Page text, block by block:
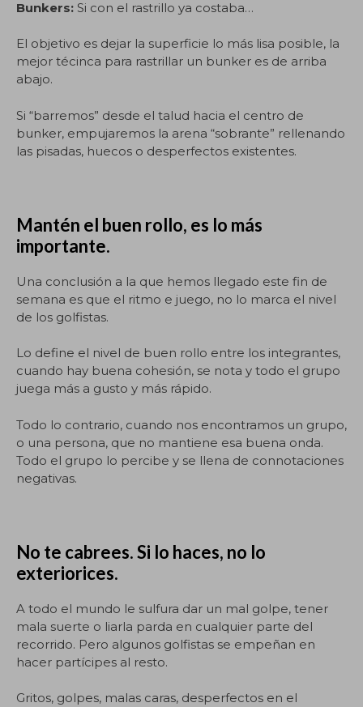
Bunkers: Si con el rastrillo ya costaba…
El objetivo es dejar la superficie lo más lisa posible, la
mejor técinca para rastrillar un bunker es de arriba
abajo.
Si “barremos” desde el talud hacia el centro de
bunker, empujaremos la arena “sobrante” rellenando
las pisadas, huecos o desperfectos existentes.
Mantén el buen rollo, es lo más
importante.
Una conclusión a la que hemos llegado este fin de
semana es que el ritmo e juego, no lo marca el nivel
de los golfistas.
Lo define el nivel de buen rollo entre los integrantes,
cuando hay buena cohesión, se nota y todo el grupo
juega más a gusto y más rápido.
Todo lo contrario, cuando nos encontramos un grupo,
o una persona, que no mantiene esa buena onda.
Todo el grupo lo percibe y se llena de connotaciones
negativas.
No te cabrees. Si lo haces, no lo
exteriorices.
A todo el mundo le sulfura dar un mal golpe, tener
mala suerte o liarla parda en cualquier parte del
recorrido. Pero algunos golfistas se empeñan en
hacer partícipes al resto.
Gritos, golpes, malas caras, desperfectos en el